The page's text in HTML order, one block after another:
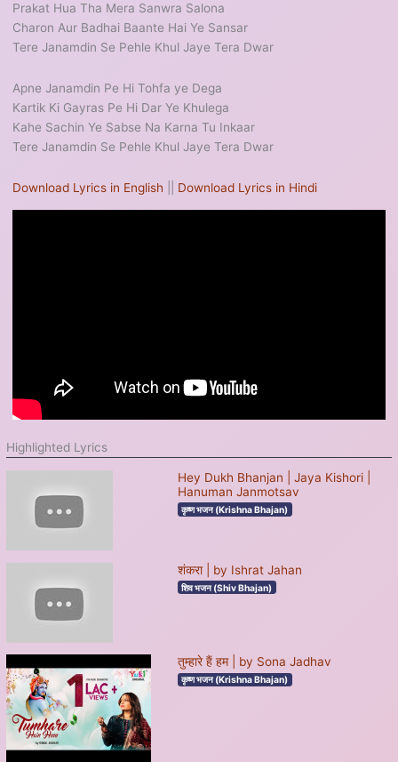
Prakat Hua Tha Mera Sanwra Salona
Charon Aur Badhai Baante Hai Ye Sansar
Tere Janamdin Se Pehle Khul Jaye Tera Dwar
Apne Janamdin Pe Hi Tohfa ye Dega
Kartik Ki Gayras Pe Hi Dar Ye Khulega
Kahe Sachin Ye Sabse Na Karna Tu Inkaar
Tere Janamdin Se Pehle Khul Jaye Tera Dwar
Download Lyrics in English Download Lyrics in Hindi
Highlighted Lyrics
Hey Dukh Bhanjan | Jaya Kishori |
Hanuman Janmotsav
कृष्ण भजन (Krishna Bhajan)
शंकरा | by Ishrat Jahan
शिव भजन (Shiv Bhajan)
तुम्हारे हैं हम | by Sona Jadhav
कृष्ण भजन (Krishna Bhajan)